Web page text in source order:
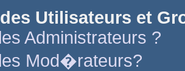
Utilisateurs et
Administrateurs ?
Mod�rateurs?